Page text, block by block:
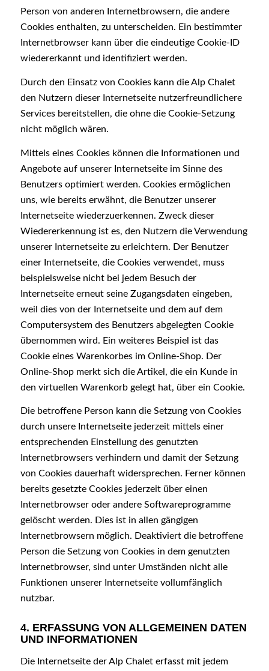
Person von anderen Internetbrowsern, die andere
Cookies enthalten, zu unterscheiden. Ein bestimmter
Internetbrowser kann über die eindeutige Cookie-ID
wiedererkannt und identifiziert werden.
Durch den Einsatz von Cookies kann die Alp Chalet
den Nutzern dieser Internetseite nutzerfreundlichere
Services bereitstellen, die ohne die Cookie-Setzung
nicht möglich wären.
Mittels eines Cookies können die Informationen und
Angebote auf unserer Internetseite im Sinne des
Benutzers optimiert werden. Cookies ermöglichen
uns, wie bereits erwähnt, die Benutzer unserer
Internetseite wiederzuerkennen. Zweck dieser
Wiedererkennung ist es, den Nutzern die Verwendung
unserer Internetseite zu erleichtern. Der Benutzer
einer Internetseite, die Cookies verwendet, muss
beispielsweise nicht bei jedem Besuch der
Internetseite erneut seine Zugangsdaten eingeben,
weil dies von der Internetseite und dem auf dem
Computersystem des Benutzers abgelegten Cookie
übernommen wird. Ein weiteres Beispiel ist das
Cookie eines Warenkorbes im Online-Shop. Der
Online-Shop merkt sich die Artikel, die ein Kunde in
den virtuellen Warenkorb gelegt hat, über ein Cookie.
Die betroffene Person kann die Setzung von Cookies
durch unsere Internetseite jederzeit mittels einer
entsprechenden Einstellung des genutzten
Internetbrowsers verhindern und damit der Setzung
von Cookies dauerhaft widersprechen. Ferner können
bereits gesetzte Cookies jederzeit über einen
Internetbrowser oder andere Softwareprogramme
gelöscht werden. Dies ist in allen gängigen
Internetbrowsern möglich. Deaktiviert die betroffene
Person die Setzung von Cookies in dem genutzten
Internetbrowser, sind unter Umständen nicht alle
Funktionen unserer Internetseite vollumfänglich
nutzbar.
4. ERFASSUNG VON ALLGEMEINEN DATEN
UND INFORMATIONEN
Die Internetseite der Alp Chalet erfasst mit jedem